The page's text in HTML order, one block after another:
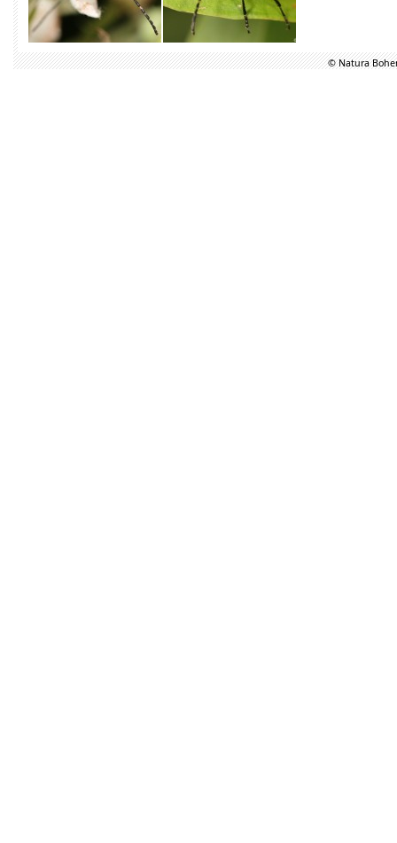
© Natura